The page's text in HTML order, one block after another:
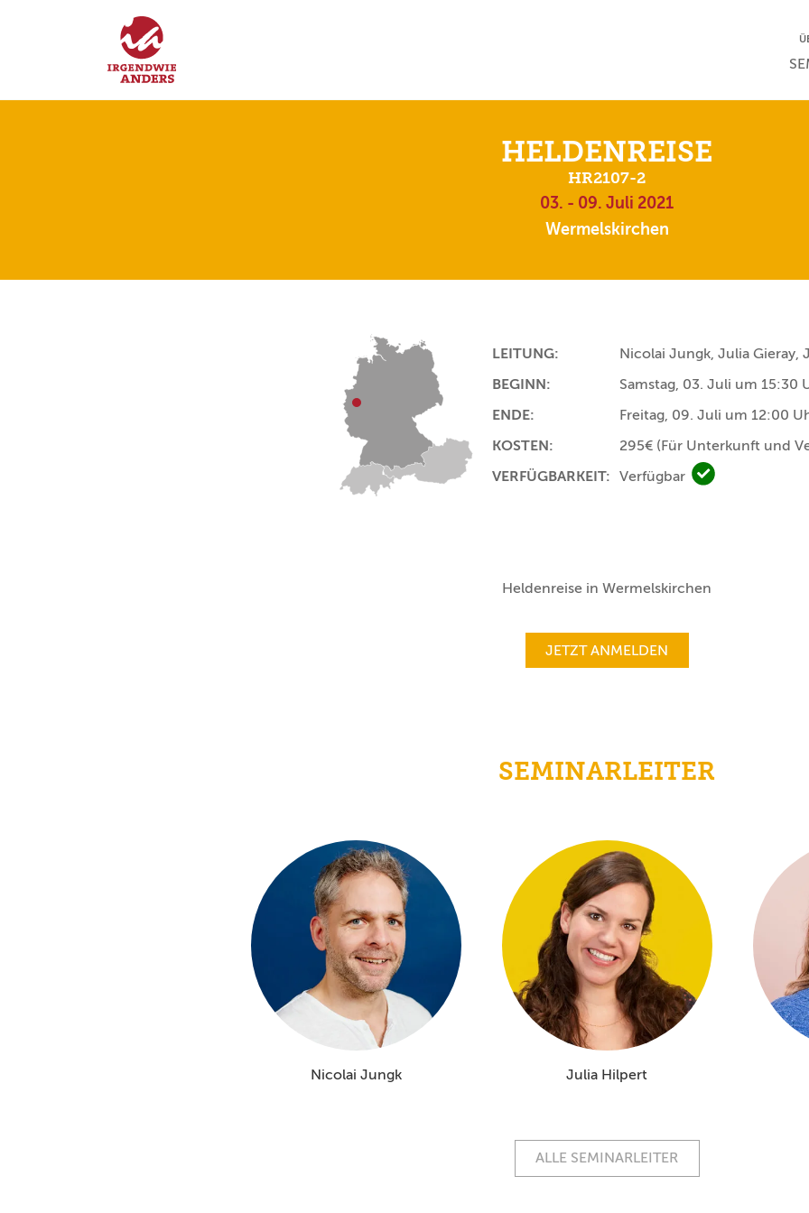
HELDENREISE
HR2107-2
03. - 09. Juli 2021
Wermelskirchen
LEITUNG:
Nicolai Jungk, Julia Gieray,
BEGINN:
Samstag, 03. Juli um 15:30
ENDE:
Freitag, 09. Juli um 12:00
KOSTEN:
295€ (Für Unterkunft und
VERFÜGBARKEIT: Verfügbar Verfügbar
Heldenreise in Wermelskirchen
JETZT ANMELDEN
SEMINARLEITER
Nicolai Jungk Julia Hilpert
ALLE SEMINARLEITER